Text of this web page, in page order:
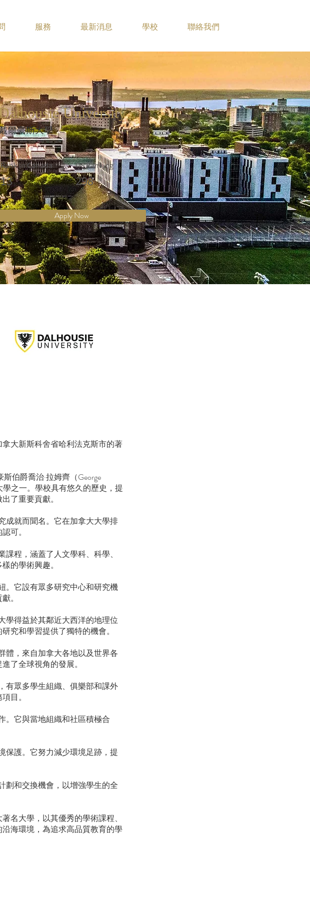
服務 最新消息 學校 聯絡我們
University
爾豪斯大學
Rank in Canada
13
QS Ranking
298
Apply Now
拿大新斯科舍省哈利法克斯市的著
伯爵喬治·拉姆齊（George
學之一。學校具有悠久的歷史，提
了重要貢獻。
成就而聞名。它在加拿大大學排
可。
程，涵蓋了人文學科、科學、
的學術興趣。
。它設有眾多研究中心和研究機
。
學得益於其鄰近大西洋的地理位
究和學習提供了獨特的機會。
體，來自加拿大各地以及世界各
了全球視角的發展。
有眾多學生組織、俱樂部和課外
目。
。它與當地組織和社區積極合
保護。它努力減少環境足跡，提
劃和交換機會，以增強學生的全
名大學，以其優秀的學術課程、
海環境，為追求高品質教育的學